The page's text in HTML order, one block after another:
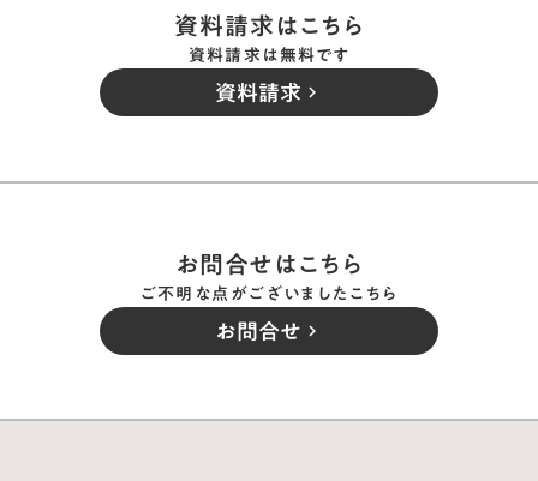
資料請求はこちら
資料請求は無料です
資料請求 keyboard_arrow_right
お問合せはこちら
ご不明な点がございましたこちら
お問合せ keyboard_arrow_right